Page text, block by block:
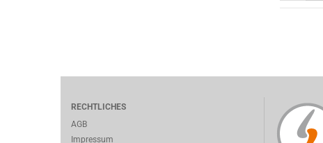
RECHTLICHES
AGB
Impressum